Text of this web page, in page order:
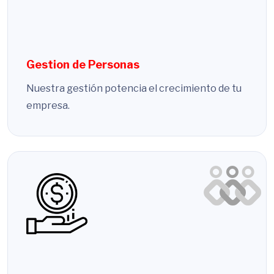
Gestion de Personas
Nuestra gestión potencia el crecimiento de tu
empresa.